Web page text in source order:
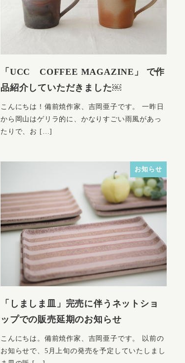
「UCC COFFEE MAGAZINE」 で作
品紹介していただきました￼
こんにちは！備前焼作家、吉岡亜子です。 一昨日
から岡山はゲリラ的に、かなりすごい雨風があっ
たりで、お […]
お知らせ
「しましま皿」完売に伴うネットショ
ップでの販売延期のお知らせ
こんにちは。備前焼作家、吉岡亜子です。 以前の
お知らせで、5月上旬の発売を予定していたしまし